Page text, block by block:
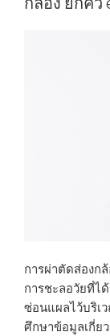
การผ่าตัดส่องก
การชะลอวัยที่ไ
ซ่อนแผลไว้บริเ
ศึกษาข้อมูลเกี่ย